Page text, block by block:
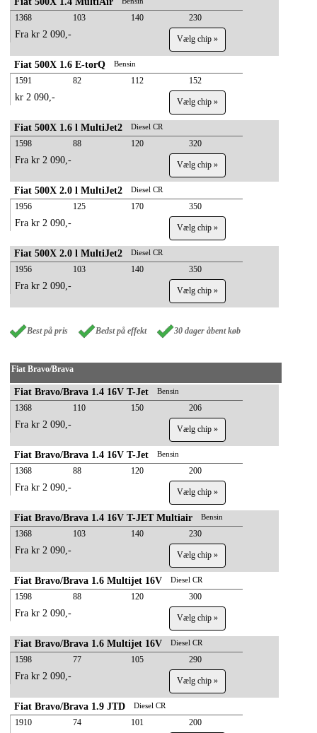
1368 103 140 230
Fra kr 2 090,- Vælg chip »
Fiat 500X 1.6 E-torQ Bensin
1591 82 112 152
kr 2 090,- Vælg chip »
Fiat 500X 1.6 l MultiJet2 Diesel CR
1598 88 120 320
Fra kr 2 090,- Vælg chip »
Fiat 500X 2.0 l MultiJet2 Diesel CR
1956 125 170 350
Fra kr 2 090,- Vælg chip »
Fiat 500X 2.0 l MultiJet2 Diesel CR
1956 103 140 350
Fra kr 2 090,- Vælg chip »
Best på pris Bedst på effekt 30 dager åbent køb
Fiat Bravo/Brava
Fiat Bravo/Brava 1.4 16V T-Jet Bensin
1368 110 150 206
Fra kr 2 090,- Vælg chip »
Fiat Bravo/Brava 1.4 16V T-Jet Bensin
1368 88 120 200
Fra kr 2 090,- Vælg chip »
Fiat Bravo/Brava 1.4 16V T-JET Multiair Bensin
1368 103 140 230
Fra kr 2 090,- Vælg chip »
Fiat Bravo/Brava 1.6 Multijet 16V Diesel CR
1598 88 120 300
Fra kr 2 090,- Vælg chip »
Fiat Bravo/Brava 1.6 Multijet 16V Diesel CR
1598 77 105 290
Fra kr 2 090,- Vælg chip »
Fiat Bravo/Brava 1.9 JTD Diesel CR
1910 74 101 200